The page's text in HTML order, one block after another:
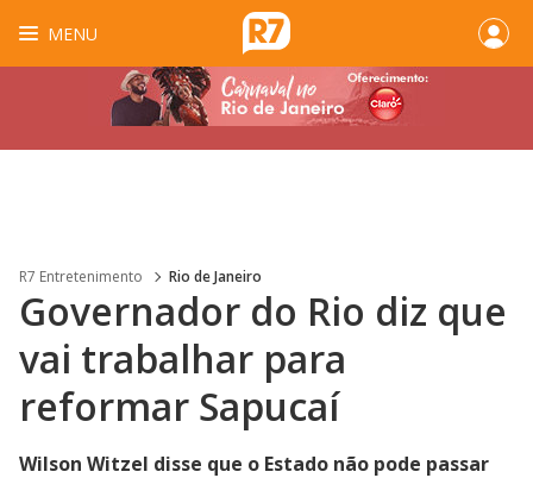
MENU
R7 Entretenimento Rio de Janeiro
Governador do Rio diz que
vai trabalhar para
reformar Sapucaí
Wilson Witzel disse que o Estado não pode passar